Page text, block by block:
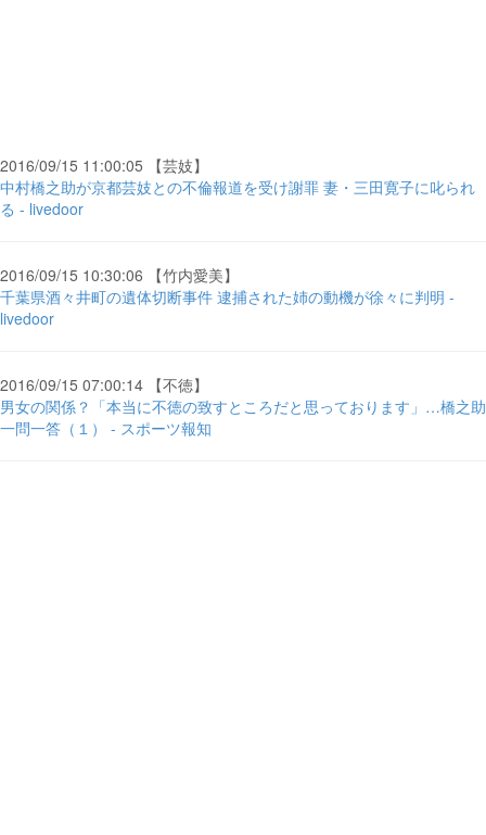
2016/09/15 11:00:05 【芸妓】
中村橋之助が京都芸妓との不倫報道を受け謝罪 妻・三田寛子に叱られ
る - livedoor
2016/09/15 10:30:06 【竹内愛美】
千葉県酒々井町の遺体切断事件 逮捕された姉の動機が徐々に判明 -
livedoor
2016/09/15 07:00:14 【不徳】
男女の関係？「本当に不徳の致すところだと思っております」…橋之助
一問一答（１） - スポーツ報知